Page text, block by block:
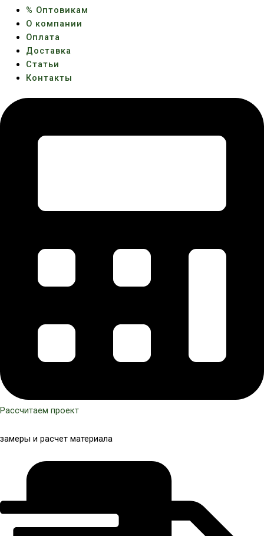
% Оптовикам
О компании
Оплата
Доставка
Статьи
Контакты
Рассчитаем проект
замеры и расчет материала